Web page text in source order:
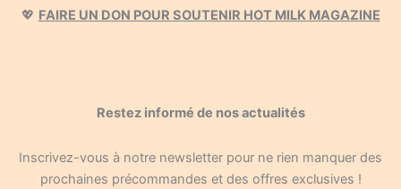
💖 FAIRE UN DON POUR SOUTENIR HOT MILK MAGAZINE
Restez informé de nos actualités
Inscrivez-vous à notre newsletter pour ne rien manquer des
prochaines précommandes et des offres exclusives !